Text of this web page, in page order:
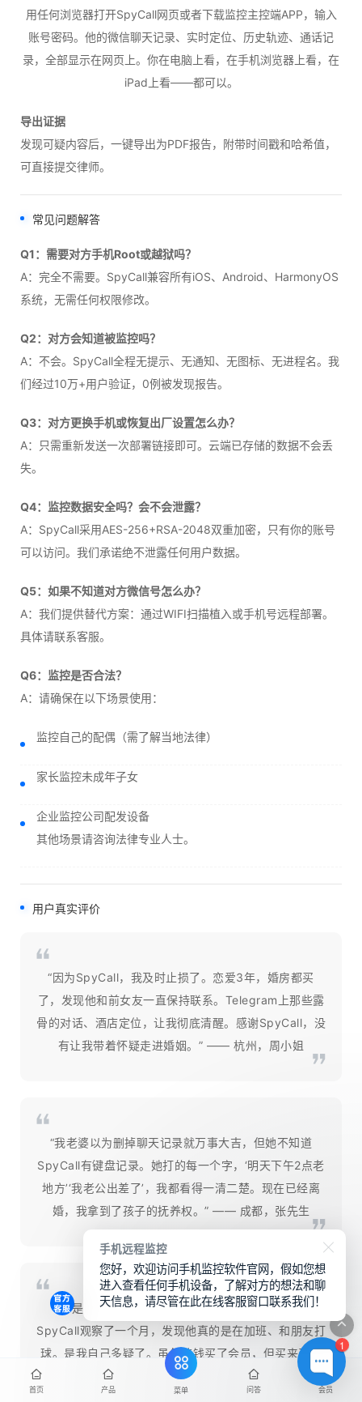
用任何浏览器打开SpyCall网页或者下载监控主控端APP，输入
账号密码。他的微信聊天记录、实时定位、历史轨迹、通话记
录，全部显示在网页上。你在电脑上看，在手机浏览器上看，在
iPad上看——都可以。
导出证据
发现可疑内容后，一键导出为PDF报告，附带时间戳和哈希值，
可直接提交律师。
常见问题解答
Q1：需要对方手机Root或越狱吗？
A：完全不需要。SpyCall兼容所有iOS、Android、HarmonyOS
系统，无需任何权限修改。
Q2：对方会知道被监控吗？
A：不会。SpyCall全程无提示、无通知、无图标、无进程名。我
们经过10万+用户验证，0例被发现报告。
Q3：对方更换手机或恢复出厂设置怎么办？
A：只需重新发送一次部署链接即可。云端已存储的数据不会丢
失。
Q4：监控数据安全吗？会不会泄露？
A：SpyCall采用AES-256+RSA-2048双重加密，只有你的账号
可以访问。我们承诺绝不泄露任何用户数据。
Q5：如果不知道对方微信号怎么办？
A：我们提供替代方案：通过WIFI扫描植入或手机号远程部署。
具体请联系客服。
Q6：监控是否合法？
A：请确保在以下场景使用：
监控自己的配偶（需了解当地法律）
家长监控未成年子女
企业监控公司配发设备
其他场景请咨询法律专业人士。
用户真实评价
“因为SpyCall，我及时止损了。恋爱3年，婚房都买
了，发现他和前女友一直保持联系。Telegram上那些露
骨的对话、酒店定位，让我彻底清醒。感谢SpyCall，没
有让我带着怀疑走进婚姻。” —— 杭州，周小姐
“我老婆以为删掉聊天记录就万事大吉，但她不知道
SpyCall有键盘记录。她打的每一个字，‘明天下午2点老
地方’‘我老公出差了’，我都看得一清二楚。现在已经离
婚，我拿到了孩子的抚养权。” —— 成都，张先生
“不是每个怀疑都是真的。我怀疑老公出轨，用了
SpyCall观察了一个月，发现他真的是在加班、和朋友打
球。是我自己多疑了。虽然花钱买了会员，但买来了安
心，值了。” —— 南京，李女士
首页 产品 菜单 问答 会员
1
手机远程监控
您好，欢迎访问手机监控软件官网，假如您想
进入查看任何手机设备，了解对方的想法和聊
天信息，请尽管在此在线客服窗口联系我们！